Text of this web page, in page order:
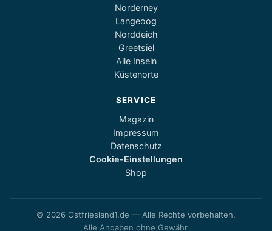
Norderney
Langeoog
Norddeich
Greetsiel
Alle Inseln
Küstenorte
SERVICE
Magazin
Impressum
Datenschutz
Cookie-Einstellungen
Shop
© 2026 Ostfriesland1.de — Alle Rechte vorbehalten.
Alle Angaben ohne Gewähr.